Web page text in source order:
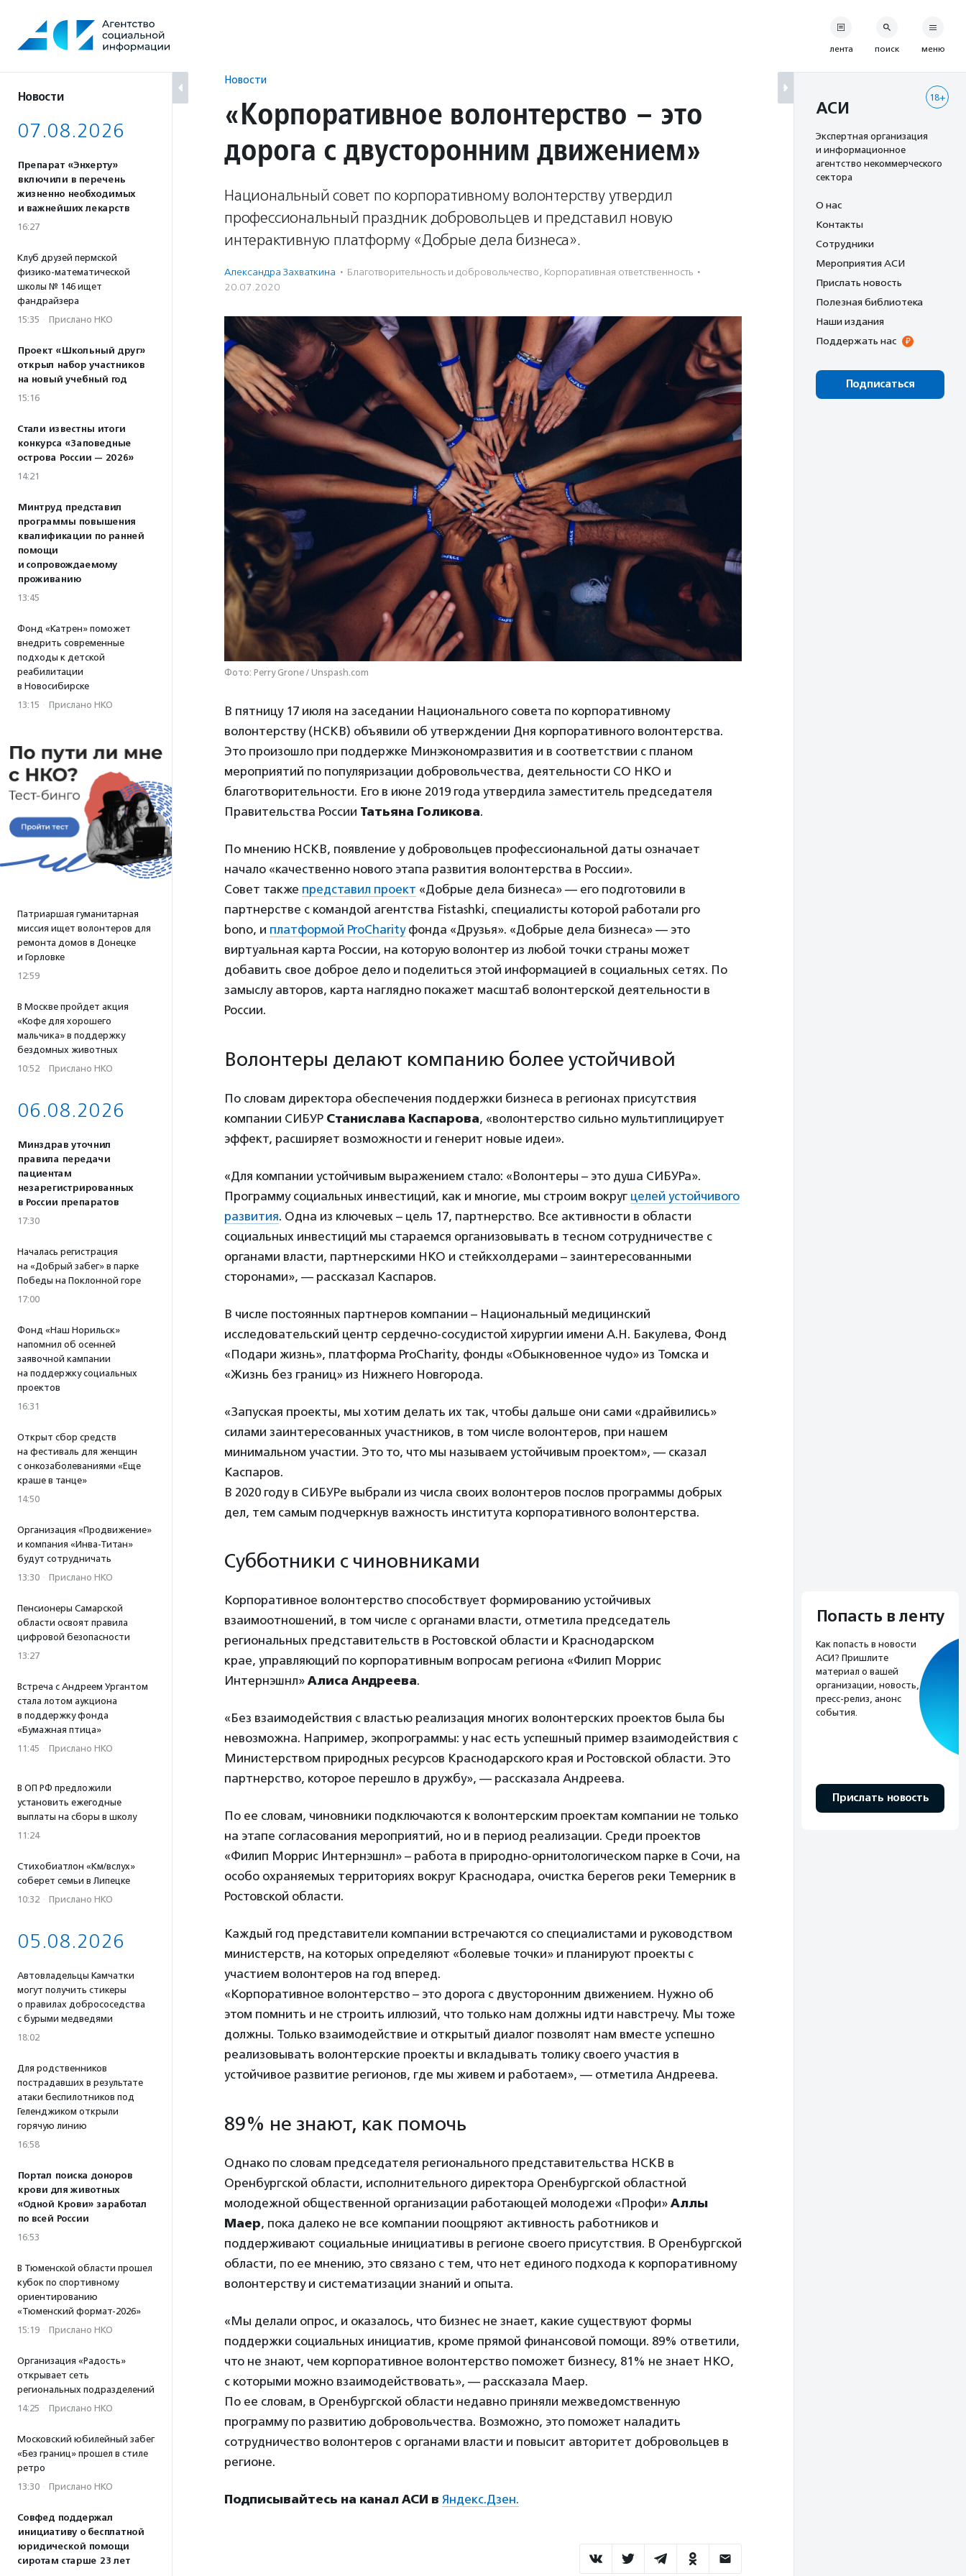
содержанию
Новости
07.08.2026
Препарат «Энхерту»
включили в перечень
жизненно необходимых
и важнейших лекарств
16:27
Клуб друзей пермской
физико-математической
школы № 146 ищет
фандрайзера
15:35 · Прислано НКО
Проект «Школьный друг»
открыл набор участников
на новый учебный год
15:16
Стали известны итоги
конкурса «Заповедные
острова России — 2026»
14:21
Минтруд представил
программы повышения
квалификации по ранней
помощи
и сопровождаемому
проживанию
13:45
Фонд «Катрен» поможет
внедрить современные
подходы к детской
реабилитации
в Новосибирске
13:15 · Прислано НКО
Патриаршая гуманитарная
миссия ищет волонтеров для
ремонта домов в Донецке
и Горловке
12:59
В Москве пройдет акция
«Кофе для хорошего
мальчика» в поддержку
бездомных животных
10:52 · Прислано НКО
06.08.2026
Минздрав уточнил
правила передачи
пациентам
незарегистрированных
в России препаратов
17:30
Началась регистрация
на «Добрый забег» в парке
Победы на Поклонной горе
17:00
Фонд «Наш Норильск»
напомнил об осенней
заявочной кампании
на поддержку социальных
проектов
16:31
Открыт сбор средств
на фестиваль для женщин
с онкозаболеваниями «Еще
краше в танце»
14:50
Организация «Продвижение»
и компания «Инва-Титан»
будут сотрудничать
13:30 · Прислано НКО
Пенсионеры Самарской
области освоят правила
цифровой безопасности
13:27
Встреча с Андреем Ургантом
стала лотом аукциона
в поддержку фонда
«Бумажная птица»
11:45 · Прислано НКО
В ОП РФ предложили
установить ежегодные
выплаты на сборы в школу
11:24
Стихобиатлон «Км/вслух»
соберет семьи в Липецке
10:32 · Прислано НКО
05.08.2026
Автовладельцы Камчатки
могут получить стикеры
о правилах добрососедства
с бурыми медведями
18:02
Для родственников
пострадавших в результате
атаки беспилотников под
Геленджиком открыли
горячую линию
16:58
Портал поиска доноров
крови для животных
«Одной Крови» заработал
по всей России
16:53
В Тюменской области прошел
кубок по спортивному
ориентированию
«Тюменский формат-2026»
15:19 · Прислано НКО
Организация «Радость»
открывает сеть
региональных подразделений
14:25 · Прислано НКО
Московский юбилейный забег
«Без границ» прошел в стиле
ретро
13:30 · Прислано НКО
Совфед поддержал
инициативу о бесплатной
юридической помощи
сиротам старше 23 лет
Новости
«Корпоративное волонтерство – это
дорога с двусторонним движением»
Национальный совет по корпоративному волонтерству утвердил
профессиональный праздник добровольцев и представил новую
интерактивную платформу «Добрые дела бизнеса».
Александра Захваткина · Благотвори­тель­ность и доброволь­чест­во, Корпоративная ответственность ·
20.07.2020
Фото: Perry Grone / Unspash.com
В пятницу 17 июля на заседании Национального совета по корпоративному
волонтерству (НСКВ) объявили об утверждении Дня корпоративного волонтерства.
Это произошло при поддержке Минэкономразвития и в соответствии с планом
мероприятий по популяризации добровольчества, деятельности СО НКО и
благотворительности. Его в июне 2019 года утвердила заместитель председателя
Правительства России Татьяна Голикова.
По мнению НСКВ, появление у добровольцев профессиональной даты означает
начало «качественно нового этапа развития волонтерства в России».
Совет также представил проект «Добрые дела бизнеса» — его подготовили в
партнерстве с командой агентства Fistashki, специалисты которой работали pro
bono, и платформой ProCharityфонда «Друзья». «Добрые дела бизнеса» — это
виртуальная карта России, на которую волонтер из любой точки страны может
добавить свое доброе дело и поделиться этой информацией в социальных сетях. По
замыслу авторов, карта наглядно покажет масштаб волонтерской деятельности в
России.
Волонтеры делают компанию более устойчивой
По словам директора обеспечения поддержки бизнеса в регионах присутствия
компании СИБУР Станислава Каспарова, «волонтерство сильно мультиплицирует
эффект, расширяет возможности и генерит новые идеи».
«Для компании устойчивым выражением стало: «Волонтеры – это душа СИБУРа».
Программу социальных инвестиций, как и многие, мы строим вокруг целей устойчивого
развития. Одна из ключевых – цель 17, партнерство. Все активности в области
социальных инвестиций мы стараемся организовывать в тесном сотрудничестве с
органами власти, партнерскими НКО и стейкхолдерами – заинтересованными
сторонами», — рассказал Каспаров.
В числе постоянных партнеров компании – Национальный медицинский
исследовательский центр сердечно-сосудистой хирургии имени А.Н. Бакулева, Фонд
«Подари жизнь», платформа ProCharity, фонды «Обыкновенное чудо» из Томска и
«Жизнь без границ» из Нижнего Новгорода.
«Запуская проекты, мы хотим делать их так, чтобы дальше они сами «драйвились»
силами заинтересованных участников, в том числе волонтеров, при нашем
минимальном участии. Это то, что мы называем устойчивым проектом», — сказал
Каспаров.
В 2020 году в СИБУРе выбрали из числа своих волонтеров послов программы добрых
дел, тем самым подчеркнув важность института корпоративного волонтерства.
Субботники с чиновниками
Корпоративное волонтерство способствует формированию устойчивых
взаимоотношений, в том числе с органами власти, отметила председатель
региональных представительств в Ростовской области и Краснодарском
крае, управляющий по корпоративным вопросам региона «Филип Моррис
Интернэшнл» Алиса Андреева.
«Без взаимодействия с властью реализация многих волонтерских проектов была бы
невозможна. Например, экопрограммы: у нас есть успешный пример взаимодействия с
Министерством природных ресурсов Краснодарского края и Ростовской области. Это
партнерство, которое перешло в дружбу», — рассказала Андреева.
По ее словам, чиновники подключаются к волонтерским проектам компании не только
на этапе согласования мероприятий, но и в период реализации. Среди проектов
«Филип Моррис Интернэшнл» – работа в природно-орнитологическом парке в Сочи, на
особо охраняемых территориях вокруг Краснодара, очистка берегов реки Темерник в
Ростовской области.
Каждый год представители компании встречаются со специалистами и руководством
министерств, на которых определяют «болевые точки» и планируют проекты с
участием волонтеров на год вперед.
«Корпоративное волонтерство – это дорога с двусторонним движением. Нужно об
этом помнить и не строить иллюзий, что только нам должны идти навстречу. Мы тоже
должны. Только взаимодействие и открытый диалог позволят нам вместе успешно
реализовывать волонтерские проекты и вкладывать толику своего участия в
устойчивое развитие регионов, где мы живем и работаем», — отметила Андреева.
89% не знают, как помочь
Однако по словам председателя регионального представительства НСКВ в
Оренбургской области, исполнительного директора Оренбургской областной
молодежной общественной организации работающей молодежи «Профи» Аллы
Маер, пока далеко не все компании поощряют активность работников и
поддерживают социальные инициативы в регионе своего присутствия. В Оренбургской
области, по ее мнению, это связано с тем, что нет единого подхода к корпоративному
волонтерству и систематизации знаний и опыта.
«Мы делали опрос, и оказалось, что бизнес не знает, какие существуют формы
поддержки социальных инициатив, кроме прямой финансовой помощи. 89% ответили,
что не знают, чем корпоративное волонтерство поможет бизнесу, 81% не знает НКО,
с которыми можно взаимодействовать», — рассказала Маер.
По ее словам, в Оренбургской области недавно приняли межведомственную
программу по развитию добровольчества. Возможно, это поможет наладить
сотрудничество волонтеров с органами власти и повысит авторитет добровольцев в
регионе.
Подписывайтесь на канал АСИ в Яндекс.Дзен.
лента поиск меню
18+
АСИ
Экспертная организация
и информационное
агентство некоммерческого
сектора
О нас
Контакты
Сотрудники
Мероприятия АСИ
Прислать новость
Полезная библиотека
Наши издания
Поддержать нас
Подписаться
Попасть в ленту
Как попасть в новости
АСИ? Пришлите
материал о вашей
организации, новость,
пресс-релиз, анонс
события.
Прислать новость